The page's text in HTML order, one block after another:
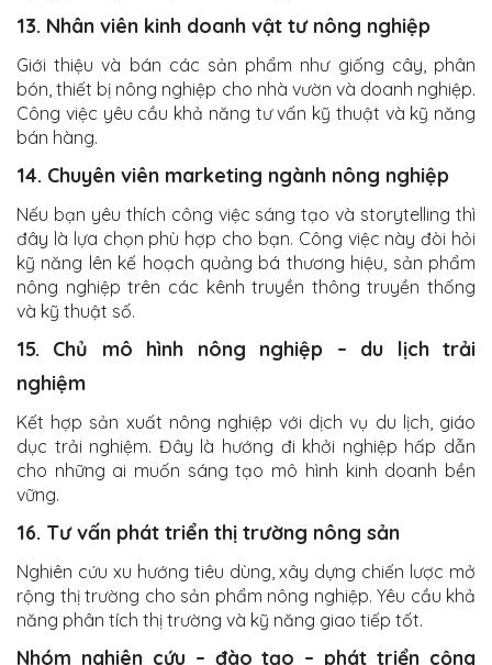
13. Nhân viên kinh doanh vật tư nông nghiệp
Giới thiệu và bán các sản phẩm như giống cây, phân
bón, thiết bị nông nghiệp cho nhà vườn và doanh nghiệp.
Công việc yêu cầu khả năng tư vấn kỹ thuật và kỹ năng
bán hàng.
14. Chuyên viên marketing ngành nông nghiệp
Nếu bạn yêu thích công việc sáng tạo và storytelling thì
đây là lựa chọn phù hợp cho bạn. Công việc này đòi hỏi
kỹ năng lên kế hoạch quảng bá thương hiệu, sản phẩm
nông nghiệp trên các kênh truyền thông truyền thống
và kỹ thuật số.
15. Chủ mô hình nông nghiệp – du lịch trải
nghiệm
Kết hợp sản xuất nông nghiệp với dịch vụ du lịch, giáo
dục trải nghiệm. Đây là hướng đi khởi nghiệp hấp dẫn
cho những ai muốn sáng tạo mô hình kinh doanh bền
vững.
16. Tư vấn phát triển thị trường nông sản
Nghiên cứu xu hướng tiêu dùng, xây dựng chiến lược mở
rộng thị trường cho sản phẩm nông nghiệp. Yêu cầu khả
năng phân tích thị trường và kỹ năng giao tiếp tốt.
Nhóm nghiên cứu – đào tạo – phát triển cộng